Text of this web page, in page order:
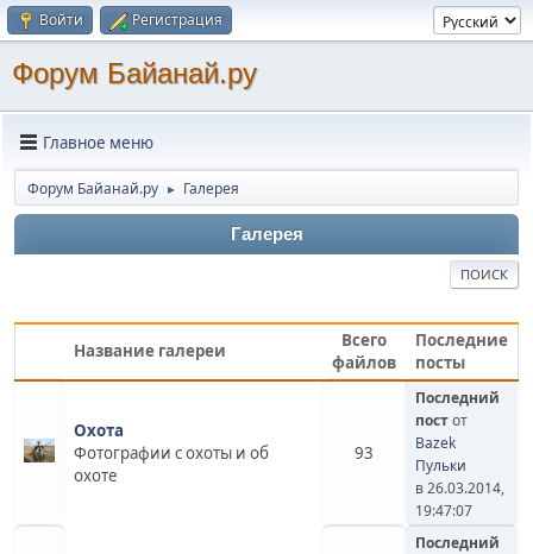
Войти Регистрация
Форум Байанай.ру
Главное меню
Форум Байанай.ру ► Галерея
Галерея
ПОИСК
Название галереи
Всего
файлов
Последние
посты
Охота
Фотографии с охоты и об
охоте
93
Последний
постот
Bazek
Пульки
в 26.03.2014,
19:47:07
Последний